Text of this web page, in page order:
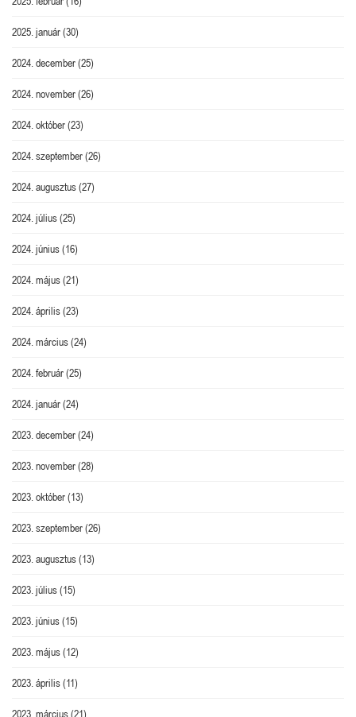
2025. január(30)
2024. december(25)
2024. november(26)
2024. október(23)
2024. szeptember(26)
2024. augusztus(27)
2024. július(25)
2024. június(16)
2024. május(21)
2024. április(23)
2024. március(24)
2024. február(25)
2024. január(24)
2023. december(24)
2023. november(28)
2023. október(13)
2023. szeptember(26)
2023. augusztus(13)
2023. július(15)
2023. június(15)
2023. május(12)
2023. április(11)
2023. március(21)